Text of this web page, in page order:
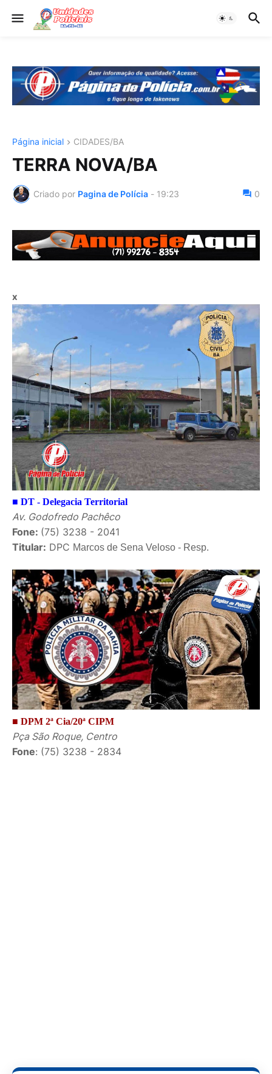
Página inicial CIDADES/BA
TERRA NOVA/BA
Criado por Pagina de Polícia - 19:23 0
x
■ DT - Delegacia Territorial
Av. Godofredo Pachêco
Fone: (75) 3238 - 2041
Titular: DPC Marcos de Sena Veloso - Resp.
■ DPM 2ª Cia/20ª CIPM
Pça São Roque, Centro
Fone: (75) 3238 - 2834